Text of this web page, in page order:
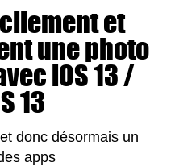
et
une photo
iOS 13 /
13
donc désormais un
apps